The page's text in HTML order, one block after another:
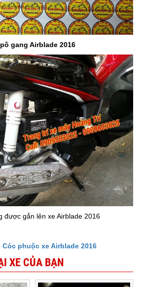
gang Airblade 2016
được gắn lên xe Airblade 2016
Cóc phuộc xe Airblade 2016
XE CỦA BẠN